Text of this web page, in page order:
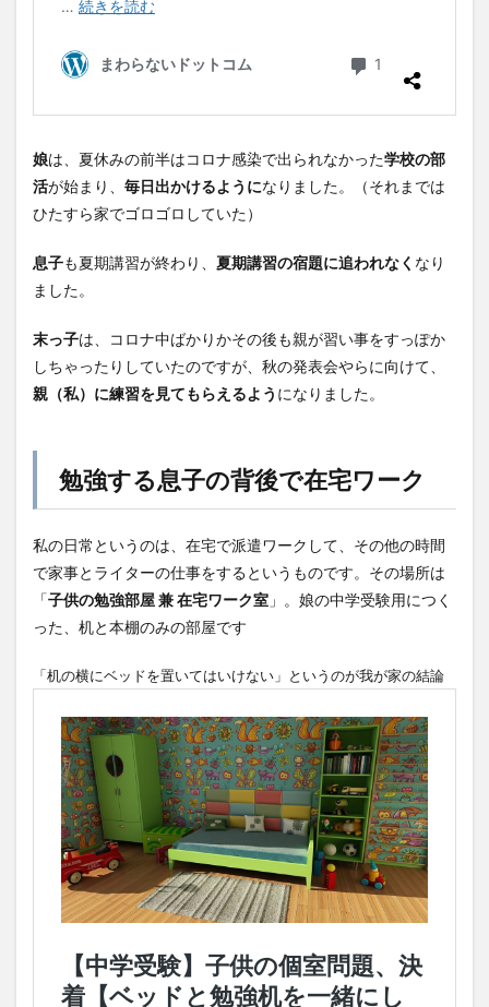
娘は、夏休みの前半はコロナ感染で出られなかった学校の部
活が始まり、 毎日出かけるようになりました。（それまでは
ひたすら家でゴロゴロしていた）
息子も夏期講習が終わり、 夏期講習の宿題に追われなく なり
ました。
末っ子は、コロナ中ばかりかその後も親が習い事をすっぽか
しちゃったりしていたのですが、秋の発表会やらに向けて、
親（私）に練習を見てもらえるよう になりました。
勉強する息子の背後で在宅ワーク
私の日常というのは、在宅で派遣ワークして、その他の時間
で家事とライターの仕事をするというものです。その場所は
「子供の勉強部屋 兼 在宅ワーク室 」。娘の中学受験用につく
った、机と本棚のみの部屋です
「机の横にベッドを置いてはいけない」というのが我が家の結論